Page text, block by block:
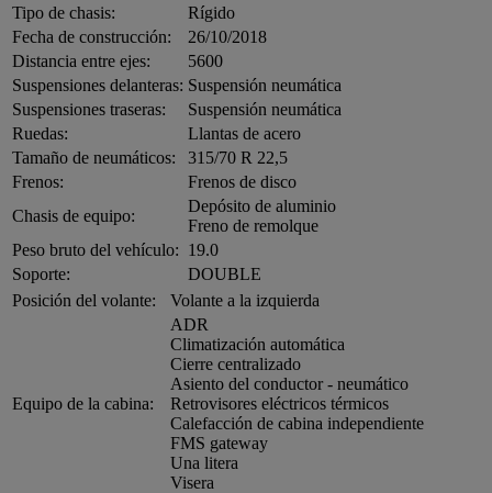
Tipo de chasis:
Rígido
Fecha de construcción:
26/10/2018
Distancia entre ejes:
5600
Suspensiones delanteras: Suspensión neumática
Suspensiones traseras:
Suspensión neumática
Ruedas:
Llantas de acero
Tamaño de neumáticos:
315/70 R 22,5
Frenos:
Frenos de disco
Chasis de equipo:
Depósito de aluminio
Freno de remolque
Peso bruto del vehículo: 19.0
Soporte:
DOUBLE
Posición del volante:
Volante a la izquierda
Equipo de la cabina:
ADR
Climatización automática
Cierre centralizado
Asiento del conductor - neumático
Retrovisores eléctricos térmicos
Calefacción de cabina independiente
FMS gateway
Una litera
Visera